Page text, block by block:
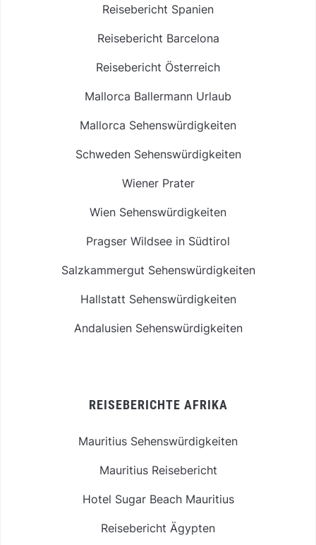
Reisebericht Spanien
Reisebericht Barcelona
Reisebericht Österreich
Mallorca Ballermann Urlaub
Mallorca Sehenswürdigkeiten
Schweden Sehenswürdigkeiten
Wiener Prater
Wien Sehenswürdigkeiten
Pragser Wildsee in Südtirol
Salzkammergut Sehenswürdigkeiten
Hallstatt Sehenswürdigkeiten
Andalusien Sehenswürdigkeiten
REISEBERICHTE AFRIKA
Mauritius Sehenswürdigkeiten
Mauritius Reisebericht
Hotel Sugar Beach Mauritius
Reisebericht Ägypten